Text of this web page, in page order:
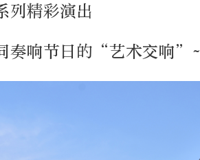
列精彩演出
奏响节日的“艺术交响”~